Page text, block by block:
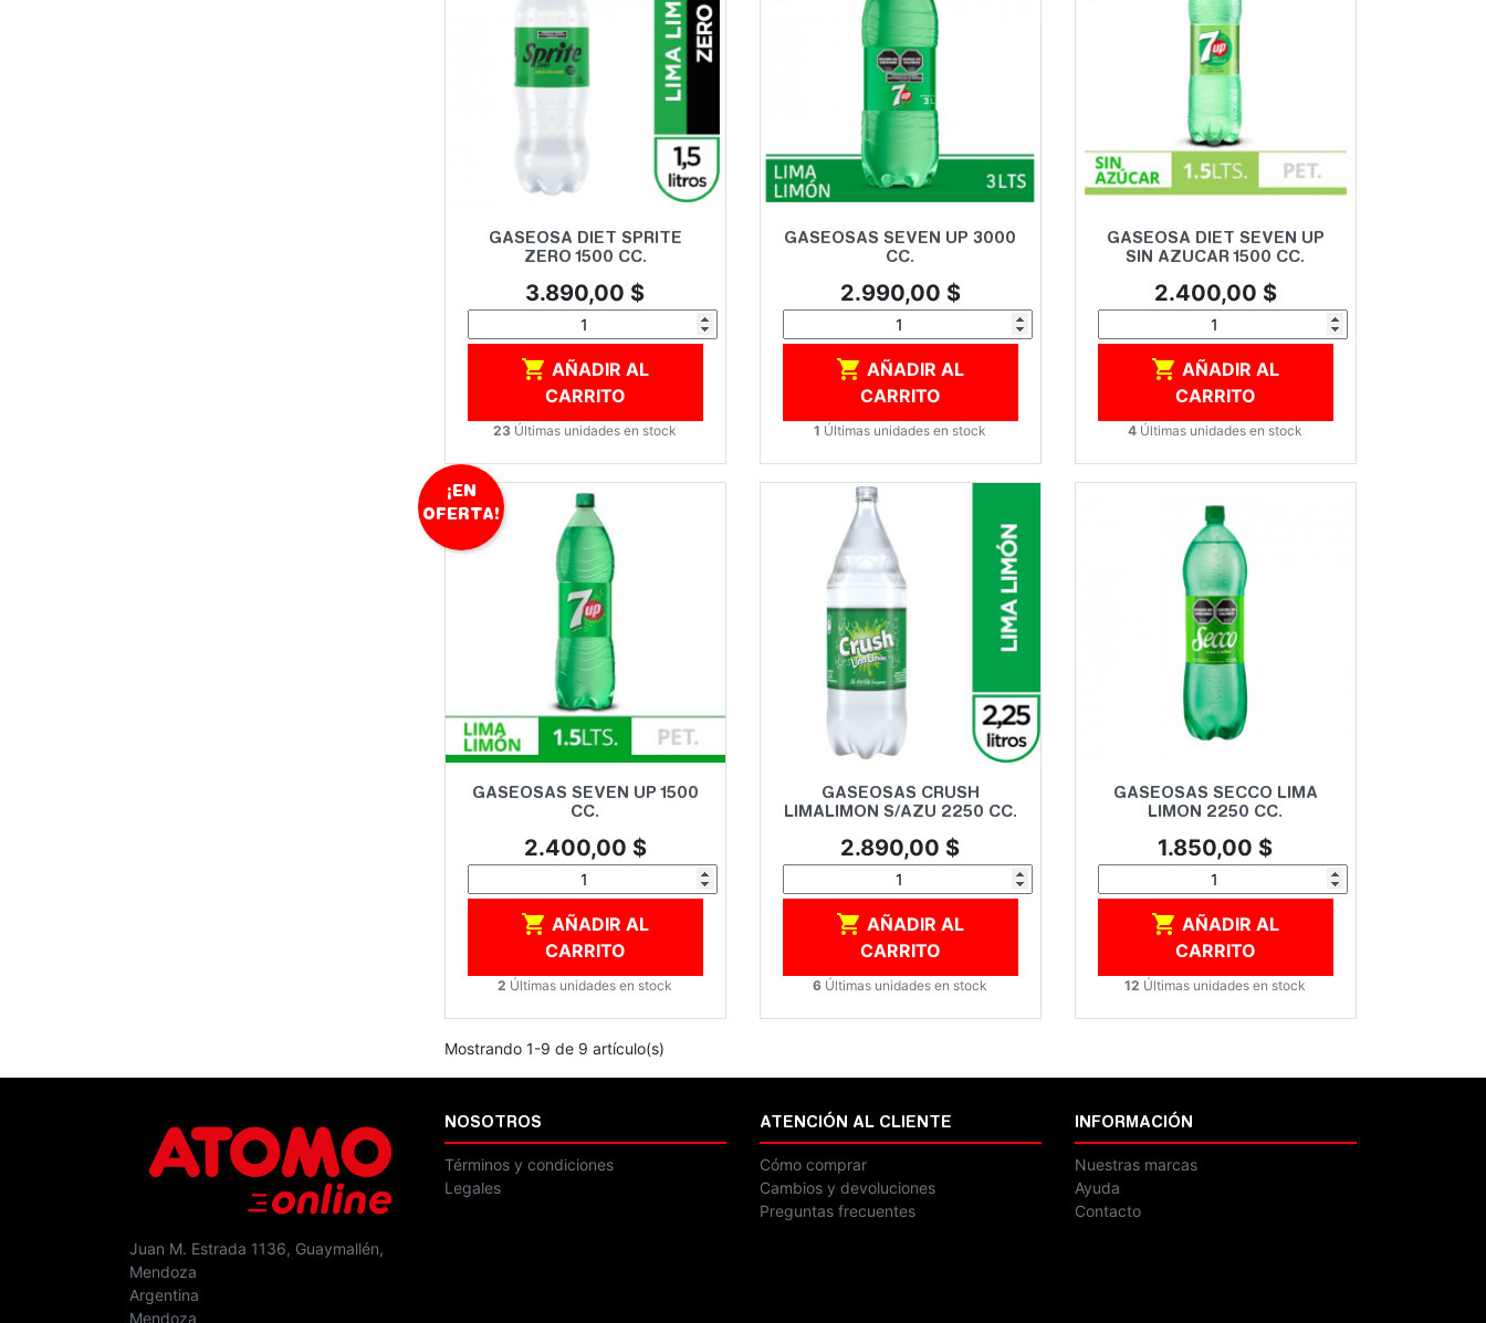
Vista rápida
GASEOSA DIET SPRITE
ZERO 1500 CC.
Precio
3.890,00 $
 AÑADIR AL
CARRITO
23 Últimas unidades en stock
Vista rápida
GASEOSAS SEVEN UP 3000
CC.
Precio
2.990,00 $
 AÑADIR AL
CARRITO
1 Últimas unidades en stock
Vista rápida
GASEOSA DIET SEVEN UP
SIN AZUCAR 1500 CC.
Precio
2.400,00 $
 AÑADIR AL
CARRITO
4 Últimas unidades en stock
Vista rápida
GASEOSAS SEVEN UP 1500
CC.
Precio
2.400,00 $
 AÑADIR AL
CARRITO
2 Últimas unidades en stock
¡EN
OFERTA!
Vista rápida
GASEOSAS CRUSH
LIMALIMON S/AZU 2250 CC.
Precio
2.890,00 $
 AÑADIR AL
CARRITO
6 Últimas unidades en stock
Vista rápida
GASEOSAS SECCO LIMA
LIMON 2250 CC.
Precio
1.850,00 $
 AÑADIR AL
CARRITO
12 Últimas unidades en stock
Mostrando 1-9 de 9 artículo(s)
Juan M. Estrada 1136, Guaymallén,
Mendoza
Argentina
Mendoza
NOSOTROS
Términos y condiciones
Legales
ATENCIÓN AL CLIENTE
Cómo comprar
Cambios y devoluciones
Preguntas frecuentes
INFORMACIÓN
Nuestras marcas
Ayuda
Contacto